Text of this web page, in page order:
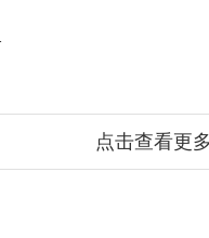
点击查看更